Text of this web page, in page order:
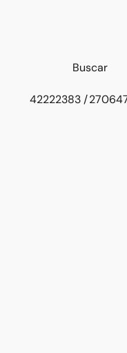
42222383 /